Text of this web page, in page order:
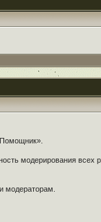
модерирования всех
модераторам.